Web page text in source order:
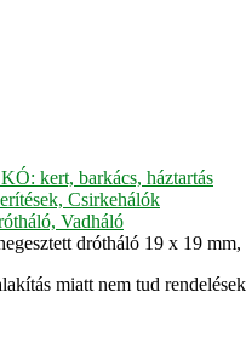
kert, barkács, háztartás
Csirkehálók
Vadháló
drótháló 19 x 19
miatt nem tud